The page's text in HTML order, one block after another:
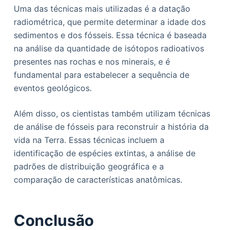
Uma das técnicas mais utilizadas é a datação
radiométrica, que permite determinar a idade dos
sedimentos e dos fósseis. Essa técnica é baseada
na análise da quantidade de isótopos radioativos
presentes nas rochas e nos minerais, e é
fundamental para estabelecer a sequência de
eventos geológicos.
Além disso, os cientistas também utilizam técnicas
de análise de fósseis para reconstruir a história da
vida na Terra. Essas técnicas incluem a
identificação de espécies extintas, a análise de
padrões de distribuição geográfica e a
comparação de características anatômicas.
Conclusão